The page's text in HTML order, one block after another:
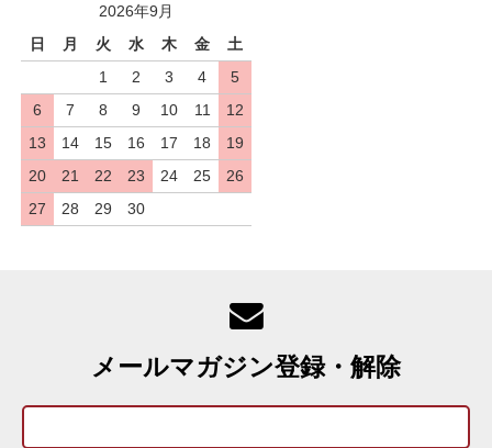
2026年9月
日
月 火 水 木 金
土
1
2 3 4
5
6
7 8 9 10 11
12
13
14 15 16 17 18
19
20
21 22 23 24 25
26
27
28 29 30
メールマガジン登録・解除